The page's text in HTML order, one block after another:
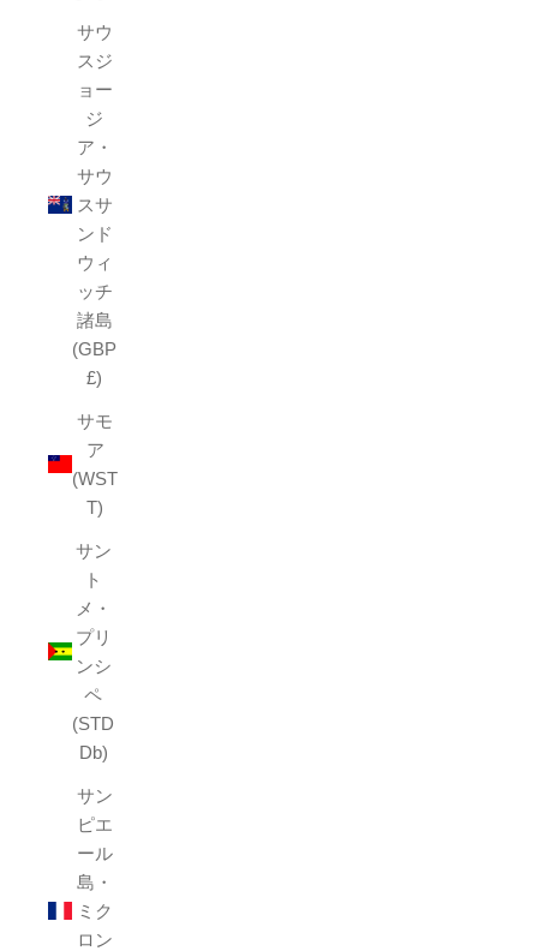
サウ
スジ
ョー
ジ
ア・
サウ
スサ
ンド
ウィ
ッチ
諸島
(GBP
£)
サモ
ア
(WST
T)
サン
ト
メ・
プリ
ンシ
ペ
(STD
Db)
サン
ピエ
ール
島・
ミク
ロン